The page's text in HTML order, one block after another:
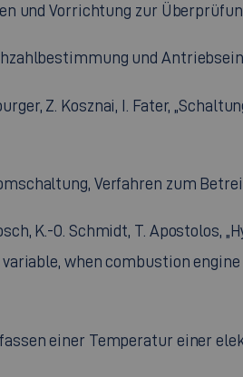
und Vorrichtung zur
und
Z. Kosznai, I. Fater,
Verfahren zum
K.-O. Schmidt, T.
when combustion
einer Temperatur einer